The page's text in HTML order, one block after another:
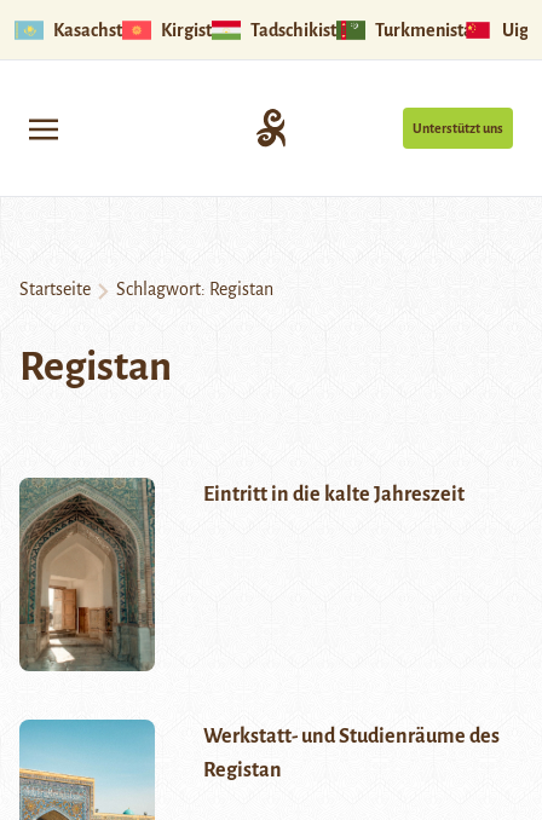
Kasachstan Kirgistan Tadschikistan Turkmenistan
Unterstützt uns
Startseite Schlagwort: Registan
Registan
Eintritt in die kalte Jahreszeit
Werkstatt- und Studienräume des
Registan